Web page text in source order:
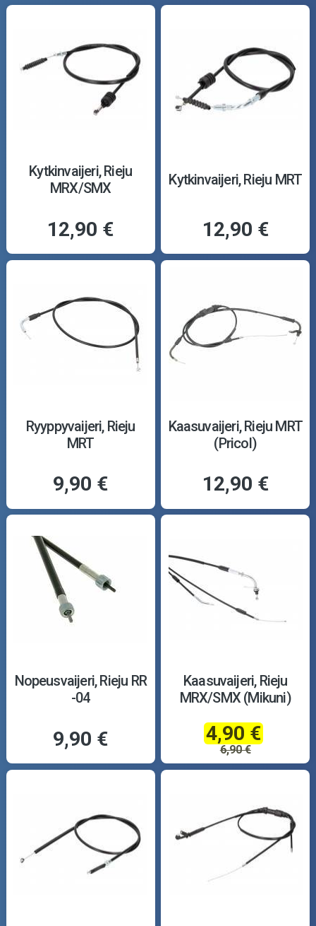
Kytkinvaijeri, Rieju
MRX/SMX
12,90 €
Kytkinvaijeri, Rieju MRT
12,90 €
Ryyppyvaijeri, Rieju
MRT
9,90 €
Kaasuvaijeri, Rieju MRT
(Pricol)
12,90 €
Nopeusvaijeri, Rieju RR
-04
9,90 €
Kaasuvaijeri, Rieju
MRX/SMX (Mikuni)
4,90 €
6,90 €